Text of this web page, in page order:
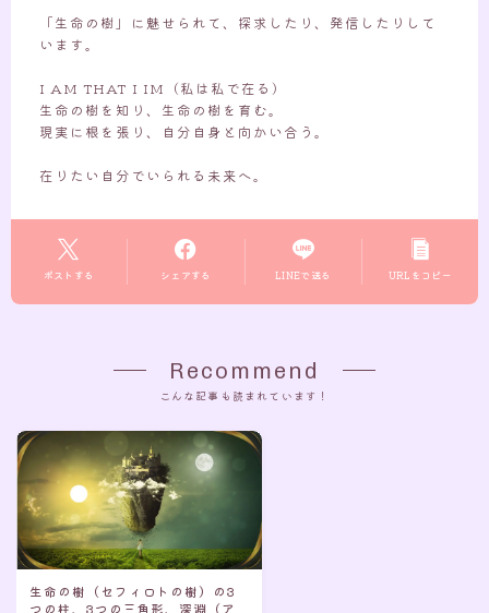
「生命の樹」に魅せられて、探求したり、発信したりして
います。
I AM THAT I IM（私は私で在る）
生命の樹を知り、生命の樹を育む。
現実に根を張り、自分自身と向かい合う。
在りたい自分でいられる未来へ。
ポストする シェアする LINEで送る URLをコピー
Recommend
こんな記事も読まれています！
生命の樹（セフィロトの樹）の3
つの柱、3つの三角形、深淵（ア